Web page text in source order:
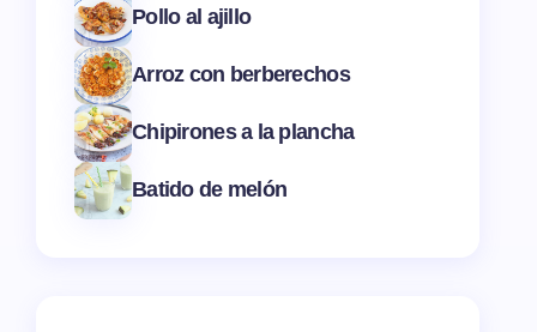
Pollo al ajillo
Arroz con berberechos
Chipirones a la plancha
Batido de melón